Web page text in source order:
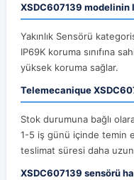
XSDC607139 modelinin
Yakınlık Sensörü
IP69K koruma sınıfına
yüksek koruma sağlar.
Telemecanique
Stok durumuna bağlı
1-5 iş günü içinde temin
teslimat süresi daha
XSDC607139 sensörü